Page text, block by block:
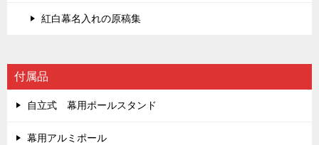
紅白幕名入れの原稿集
付属品
自立式 幕用ポールスタンド
幕用アルミポール